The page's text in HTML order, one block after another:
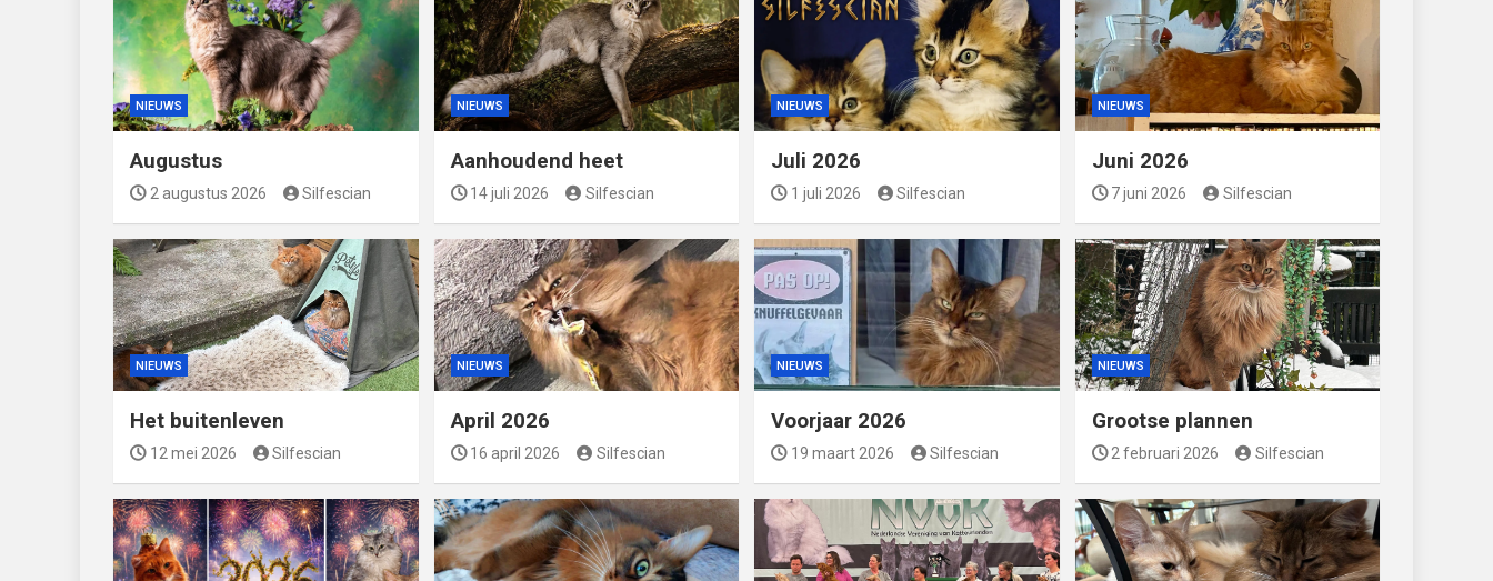
NIEUWS
Augustus
2 augustus 2026 Silfescian
NIEUWS
Aanhoudend heet
14 juli 2026 Silfescian
NIEUWS
Juli 2026
1 juli 2026 Silfescian
NIEUWS
Juni 2026
7 juni 2026 Silfescian
NIEUWS
Het buitenleven
12 mei 2026 Silfescian
NIEUWS
April 2026
16 april 2026 Silfescian
NIEUWS
Voorjaar 2026
19 maart 2026 Silfescian
NIEUWS
Grootse plannen
2 februari 2026 Silfescian